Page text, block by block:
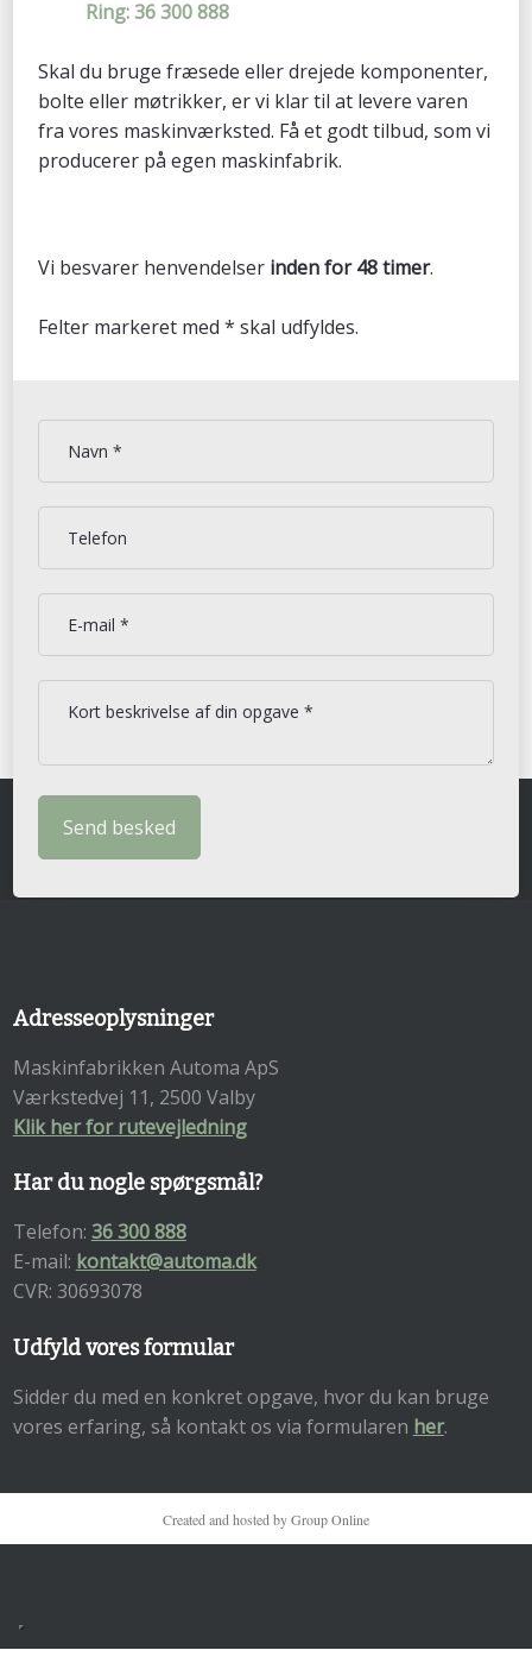
Ring: 36 300 888​
Skal du bruge fræsede eller drejede komponenter,
bolte eller møtrikker, er vi klar til at levere varen
fra vores maskinværksted. Få et godt tilbud, som vi
producerer på egen maskinfabrik.
Vi besvarer henvendelser inden for 48 timer.​​
​Felter markeret med * skal udfyldes.
Adresseoplysninger
Maskinfabrikken Automa ApS
Værkstedvej 11, 2500 Valby
Klik her for rutevejledning
Har du nogle spørgsmål?
Telefon: 36 300 888
E-mail: kontakt@automa.dk
​CVR: 30693078
Udfyld vores formular
Sidder du med en konkret opgave, hvor du kan bruge
vores erfaring, så kontakt os via formularen her.
Created and hosted by Group Online